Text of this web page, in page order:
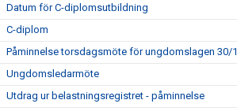
Datum för C-diplomsutbildning
C-diplom
Påminnelse torsdagsmöte för ungdomslagen 30/1
Ungdomsledarmöte
Utdrag ur belastningsregistret - påminnelse